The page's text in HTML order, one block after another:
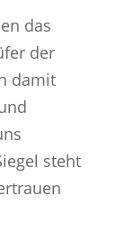
das
der
damit
steht